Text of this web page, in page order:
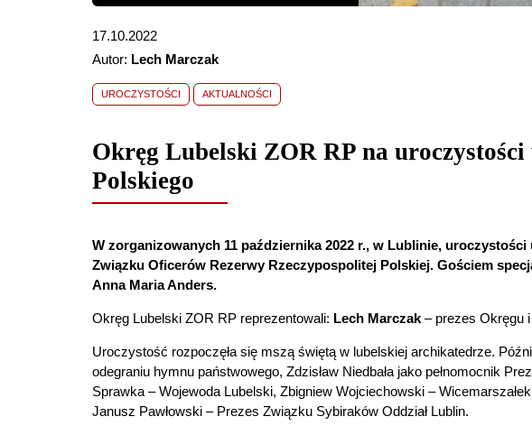
17.10.2022
Autor: Lech Marczak
UROCZYSTOŚCI AKTUALNOŚCI
Okręg Lubelski ZOR RP na
Polskiego
W zorganizowanych 11 października 2022 r., w Lublinie,
Związku Oficerów Rezerwy Rzeczypospolitej Polskiej. Gościem
Anna Maria Anders.
Okręg Lubelski ZOR RP reprezentowali: Lech Marczak – prezes Okręgu i
Uroczystość rozpoczęła się mszą świętą w lubelskiej archikatedrze.
odegraniu hymnu państwowego, Zdzisław Niedbała jako pełnomocnik
Sprawka – Wojewoda Lubelski, Zbigniew Wojciechowski –
Janusz Pawłowski – Prezes Związku Sybiraków Oddział Lublin.